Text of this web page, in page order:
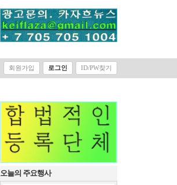
회원가입 로그인 ID/PW찾기
오늘의 주요행사